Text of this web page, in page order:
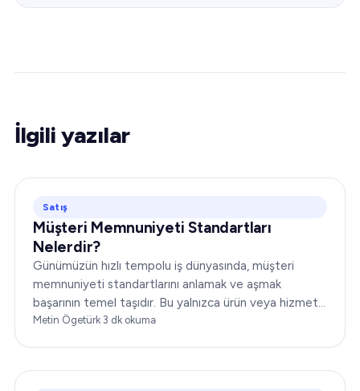
İlgili yazılar
Satış
Müşteri Memnuniyeti Standartları
Nelerdir?
Günümüzün hızlı tempolu iş dünyasında, müşteri
memnuniyeti standartlarını anlamak ve aşmak
başarının temel taşıdır. Bu yalnızca ürün veya hizmet
sunmakla ilgili değildir;…
Metin Ögetürk·3 dk okuma